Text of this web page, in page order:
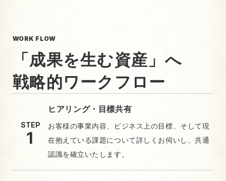
WORK FLOW
「成果を生む資産」へ
戦略的ワークフロー
STEP
ヒアリング・目標共有
お客様の事業内容、ビジネス上の目標、そして現
在抱えている課題について詳しくお伺いし、共通
認識を確立いたします。